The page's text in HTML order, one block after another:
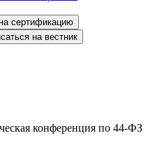
сертификацию
на вестник
конференция по 44-ФЗ